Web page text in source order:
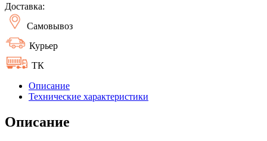
Доставка:
Самовывоз
Курьер
ТК
Описание
Технические характеристики
Описание